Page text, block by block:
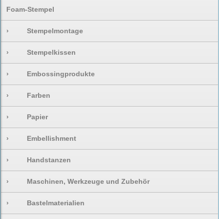
Foam-Stempel
› Stempelmontage
› Stempelkissen
› Embossingprodukte
› Farben
› Papier
› Embellishment
› Handstanzen
› Maschinen, Werkzeuge und Zubehör
› Bastelmaterialien